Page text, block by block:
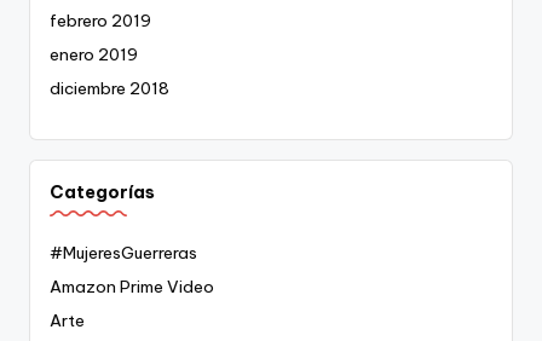
febrero 2019
enero 2019
diciembre 2018
Categorías
#MujeresGuerreras
Amazon Prime Video
Arte